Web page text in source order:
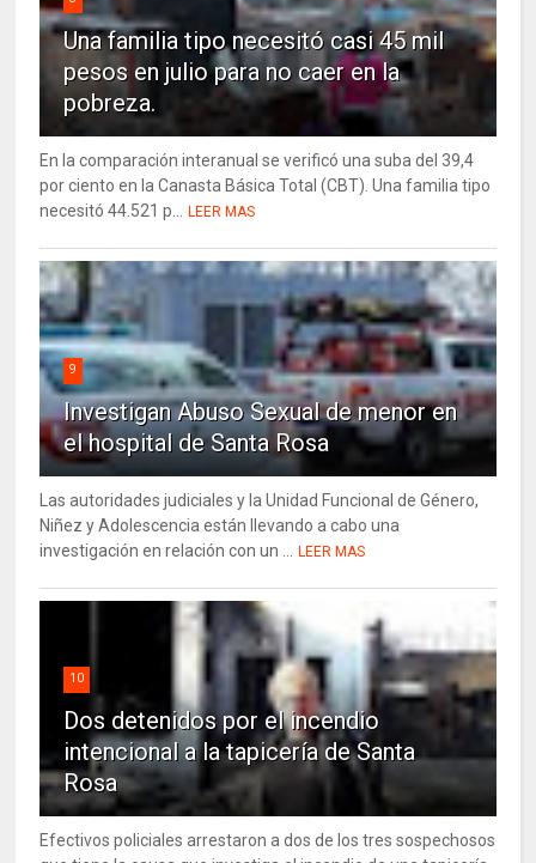
Una familia tipo necesitó casi 45 mil
pesos en julio para no caer en la
pobreza.
En la comparación interanual se verificó una suba del 39,4
por ciento en la Canasta Básica Total (CBT). Una familia tipo
necesitó 44.521 p...
LEER MAS
9
Investigan Abuso Sexual de menor en
el hospital de Santa Rosa
Las autoridades judiciales y la Unidad Funcional de Género,
Niñez y Adolescencia están llevando a cabo una
investigación en relación con un ...
LEER MAS
10
Dos detenidos por el incendio
intencional a la tapicería de Santa
Rosa
Efectivos policiales arrestaron a dos de los tres sospechosos